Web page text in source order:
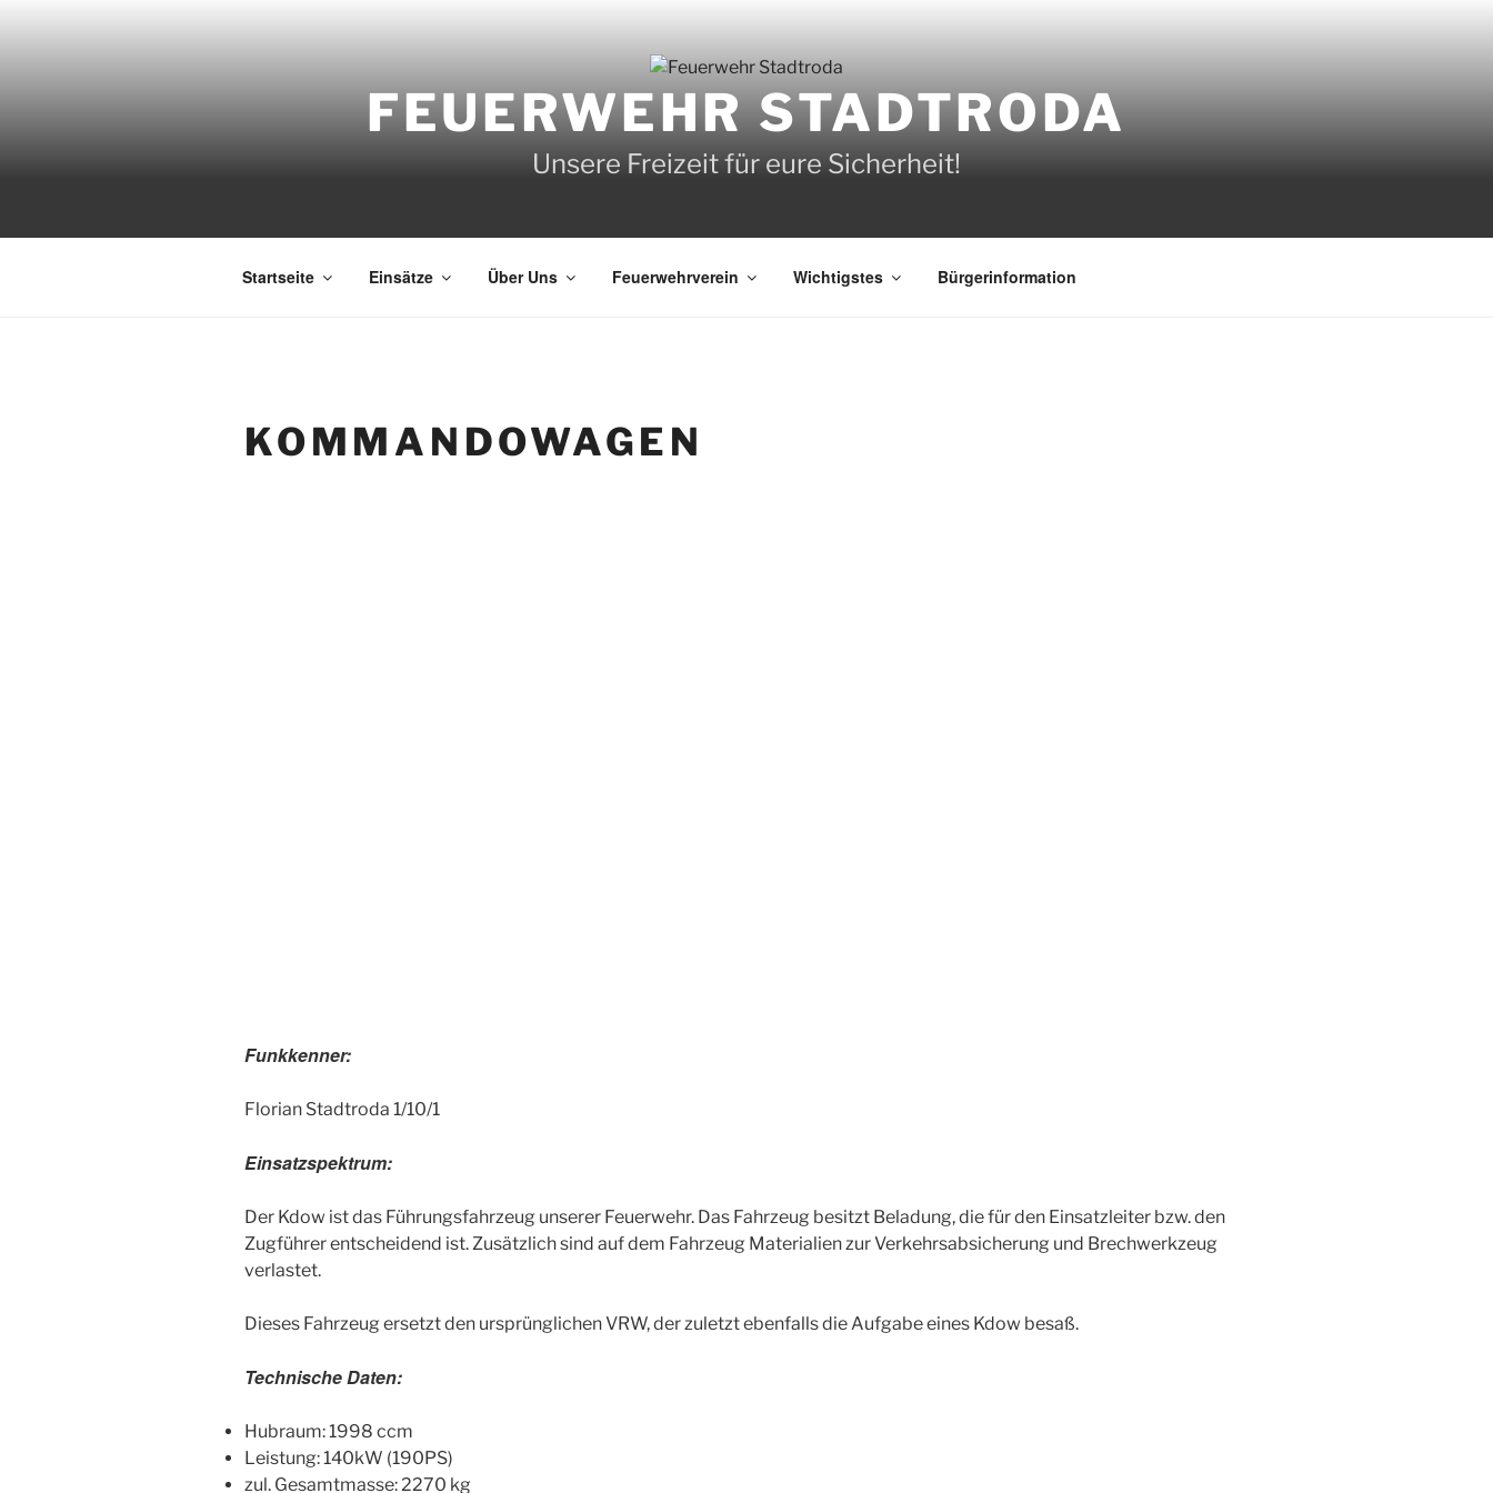
FEUERWEHR STADTRODA
Unsere Freizeit für eure Sicherheit!
Startseite Einsätze Über Uns Feuerwehrverein Wichtigstes Bürgerinformation
KOMMANDOWAGEN
Funkkenner:
Florian Stadtroda 1/10/1
Einsatzspektrum:
Der Kdow ist das Führungsfahrzeug unserer Feuerwehr. Das Fahrzeug besitzt Beladung, die für den Einsatzleiter bzw. den
Zugführer entscheidend ist. Zusätzlich sind auf dem Fahrzeug Materialien zur Verkehrsabsicherung und Brechwerkzeug
verlastet.
Dieses Fahrzeug ersetzt den ursprünglichen VRW, der zuletzt ebenfalls die Aufgabe eines Kdow besaß.
Technische Daten:
Hubraum: 1998 ccm
Leistung: 140kW (190PS)
zul. Gesamtmasse: 2270 kg